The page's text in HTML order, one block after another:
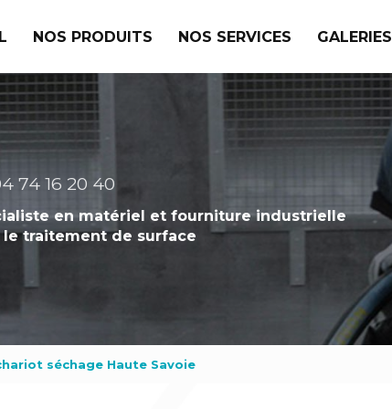
NOS PRODUITS NOS SERVICES GALERIES
74 16 20 40
en matériel et fourniture industrielle
le traitement de surface
séchage Haute Savoie